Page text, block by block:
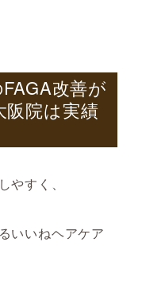
FAGA改善が
院は実績
やすく、
いいねヘアケア